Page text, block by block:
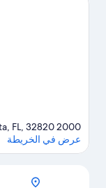
2000 Hotel Plaza Boulevard, Lake Buena Vista, FL, 32820
عرض في الخريطة